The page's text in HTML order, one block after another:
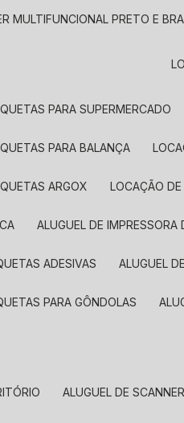
MULTIFUNCIONAL PRETO E
PARA SUPERMERCADO
PARA BALANÇA
ARGOX LOCAÇÃO
ALUGUEL DE
ADESIVAS ALUGUEL
PARA GÔNDOLAS
ALUGUEL DE